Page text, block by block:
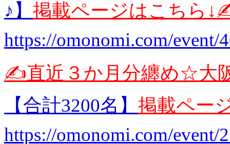
♪】 掲載ページはこちら
https://omonomi.com/event/
✍️直近３か月分纏め☆大
【合計3200名】 掲載ペー
https://omonomi.com/event/